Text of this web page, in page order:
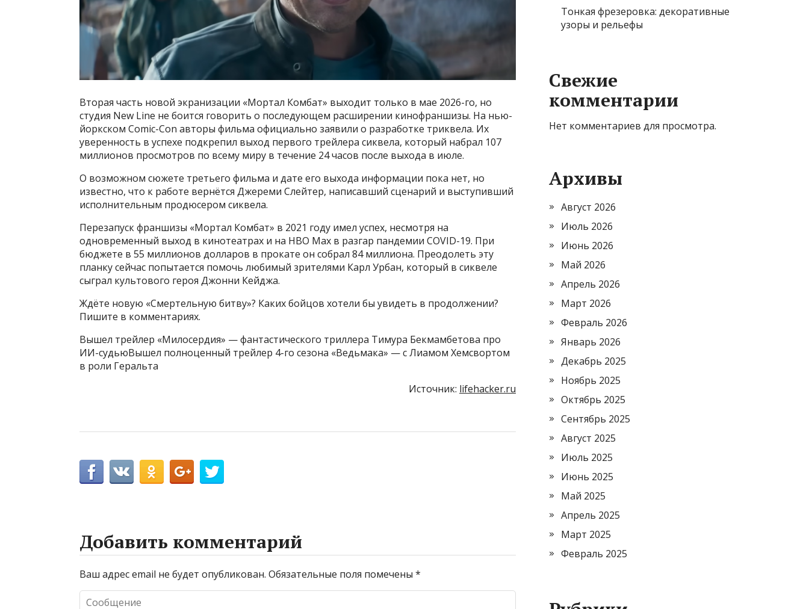
Вторая часть новой экранизации «Мортал Комбат» выходит только в мае 2026-го, но
студия New Line не боится говорить о последующем расширении кинофраншизы. На нью-
йоркском Comic-Con авторы фильма официально заявили о разработке триквела. Их
уверенность в успехе подкрепил выход первого трейлера сиквела, который набрал 107
миллионов просмотров по всему миру в течение 24 часов после выхода в июле.
О возможном сюжете третьего фильма и дате его выхода информации пока нет, но
известно, что к работе вернётся Джереми Слейтер, написавший сценарий и выступивший
исполнительным продюсером сиквела.
Перезапуск франшизы «Мортал Комбат» в 2021 году имел успех, несмотря на
одновременный выход в кинотеатрах и на HBO Max в разгар пандемии COVID-19. При
бюджете в 55 миллионов долларов в прокате он собрал 84 миллиона. Преодолеть эту
планку сейчас попытается помочь любимый зрителями Карл Урбан, который в сиквеле
сыграл культового героя Джонни Кейджа.
Ждёте новую «Смертельную битву»? Каких бойцов хотели бы увидеть в продолжении?
Пишите в комментариях.
Вышел трейлер «Милосердия» — фантастического триллера Тимура Бекмамбетова про
ИИ-судьюВышел полноценный трейлер 4-го сезона «Ведьмака» — с Лиамом Хемсвортом
в роли Геральта
Источник: lifehacker.ru
Добавить комментарий
Ваш адрес email не будет опубликован. Обязательные поля помечены *
Тонкая фрезеровка: декоративные
узоры и рельефы
Свежие
комментарии
Нет комментариев для просмотра.
Архивы
Август 2026
Июль 2026
Июнь 2026
Май 2026
Апрель 2026
Март 2026
Февраль 2026
Январь 2026
Декабрь 2025
Ноябрь 2025
Октябрь 2025
Сентябрь 2025
Август 2025
Июль 2025
Июнь 2025
Май 2025
Апрель 2025
Март 2025
Февраль 2025